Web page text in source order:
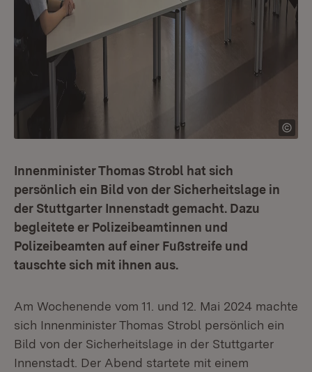
Innenminister Thomas Strobl hat sich
persönlich ein Bild von der Sicherheitslage in
der Stuttgarter Innenstadt gemacht. Dazu
begleitete er Polizeibeamtinnen und
Polizeibeamten auf einer Fußstreife und
tauschte sich mit ihnen aus.
Am Wochenende vom 11. und 12. Mai 2024 machte
sich Innenminister Thomas Strobl persönlich ein
Bild von der Sicherheitslage in der Stuttgarter
Innenstadt. Der Abend startete mit einem